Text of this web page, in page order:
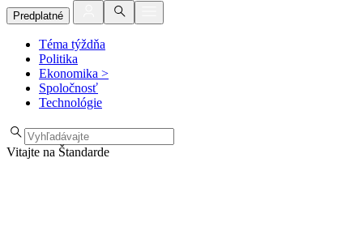
Predplatné
Téma týždňa
Politika
Ekonomika >
Spoločnosť
Technológie
Vitajte na Štandarde